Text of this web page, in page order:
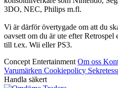
3DO, NEC, Philips m.fl.
Vi är därför övertygade om att du
oavsett om du är ute efter
till t.ex. Wii eller PS3.
Concept Entertainment Om oss
Varumärken Cookiepolicy
Handla säkert